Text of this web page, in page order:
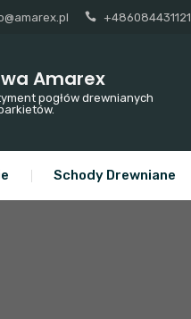
+486084431121
Amarex
pogłów drewnianych
Schody Drewniane